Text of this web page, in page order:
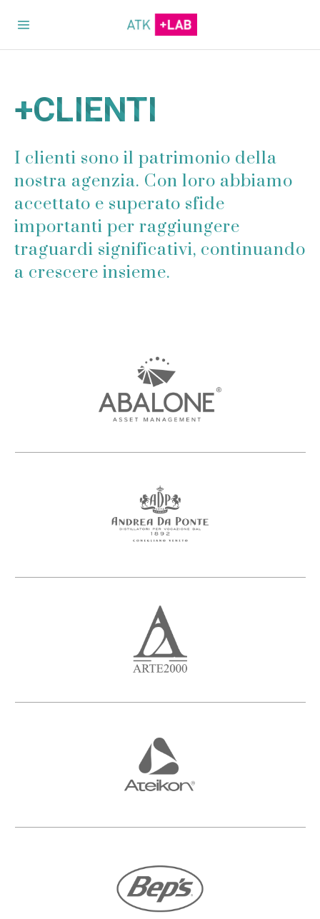
+CLIENTI
I clienti sono il patrimonio della
nostra agenzia. Con loro abbiamo
accettato e superato sfide
importanti per raggiungere
traguardi significativi, continuando
a crescere insieme.